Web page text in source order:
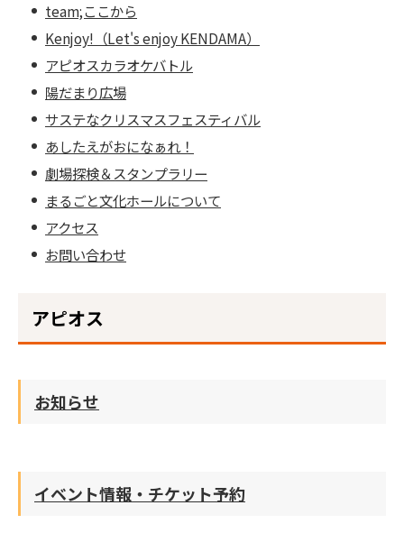
team;ここから
Kenjoy!（Let's enjoy KENDAMA）
アピオスカラオケバトル
陽だまり広場
サステなクリスマスフェスティバル
あしたえがおになぁれ！
劇場探検＆スタンプラリー
まるごと文化ホールについて
アクセス
お問い合わせ
アピオス
お知らせ
イベント情報・チケット予約